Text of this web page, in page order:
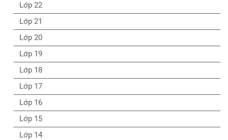
Lớp 22
Lớp 21
Lớp 20
Lớp 19
Lớp 18
Lớp 17
Lớp 16
Lớp 15
Lớp 14